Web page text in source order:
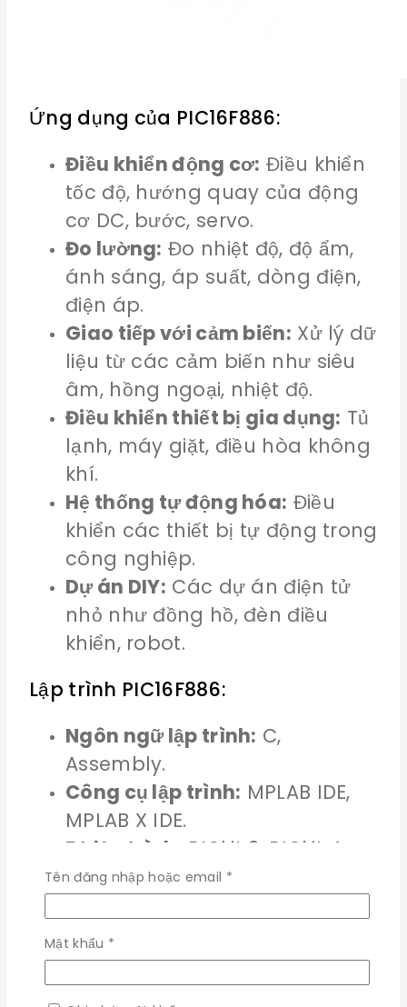
Ứng dụng của PIC16F886:
Điều khiển động cơ: Điều khiển
tốc độ, hướng quay của động
cơ DC, bước, servo.
Đo lường: Đo nhiệt độ, độ ẩm,
ánh sáng, áp suất, dòng điện,
điện áp.
Giao tiếp với cảm biến: Xử lý dữ
liệu từ các cảm biến như siêu
âm, hồng ngoại, nhiệt độ.
Điều khiển thiết bị gia dụng: Tủ
lạnh, máy giặt, điều hòa không
khí.
Hệ thống tự động hóa: Điều
khiển các thiết bị tự động trong
công nghiệp.
Dự án DIY: Các dự án điện tử
nhỏ như đồng hồ, đèn điều
khiển, robot.
Lập trình PIC16F886:
Ngôn ngữ lập trình: C,
Assembly.
Công cụ lập trình: MPLAB IDE,
MPLAB X IDE.
Bộ lập trình:
PICkit 3, PICkit 4.
Đánh giá
Không có đánh giá nào.
Hãy là người đầu tiên xét "Vi Điều
Khiển PIC16F886"
Tên đăng nhập hoặc email *Bắt
buộc
Mật khẩu *
buộc